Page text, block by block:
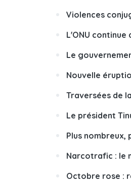
Violences
L'ONU
Le
Nouvelle
Traversées de
Le président
Plus nombreux,
Narcotrafic : le
Octobre rose :